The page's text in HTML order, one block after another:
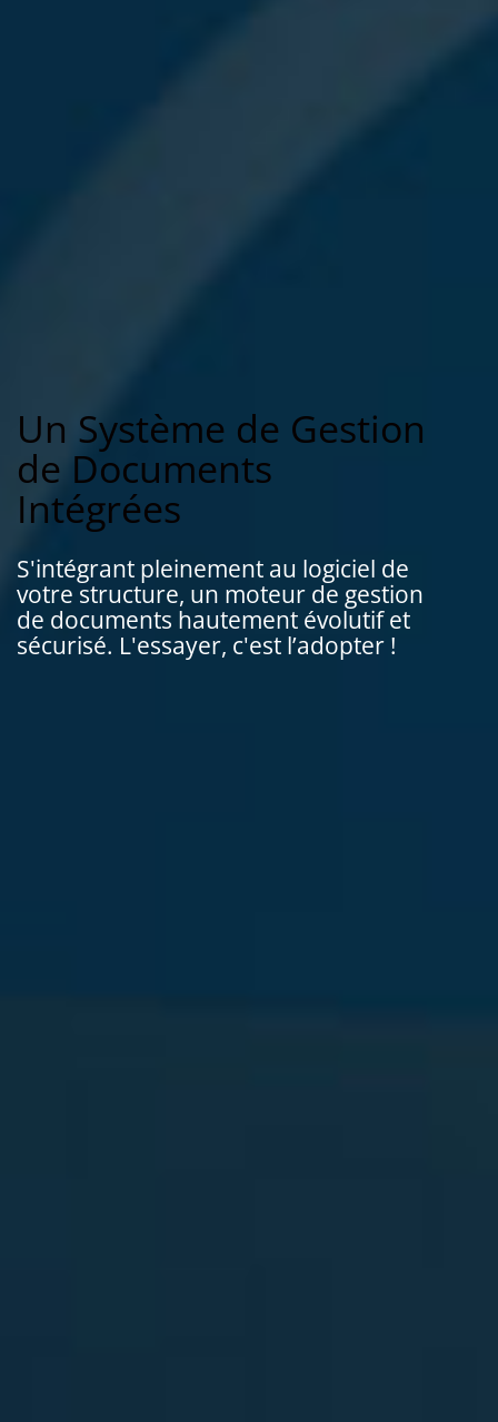
Un Système de Gestion
de Documents
Intégrées
S'intégrant pleinement au logiciel de
votre structure, un moteur de gestion
de documents hautement évolutif et
sécurisé. L'essayer, c'est l’adopter !